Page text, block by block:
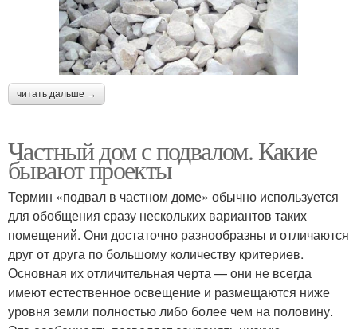
читать дальше →
Частный дом с подвалом. Какие
бывают проекты
Термин «подвал в частном доме» обычно используется
для обобщения сразу нескольких вариантов таких
помещений. Они достаточно разнообразны и отличаются
друг от друга по большому количеству критериев.
Основная их отличительная черта — они не всегда
имеют естественное освещение и размещаются ниже
уровня земли полностью либо более чем на половину.